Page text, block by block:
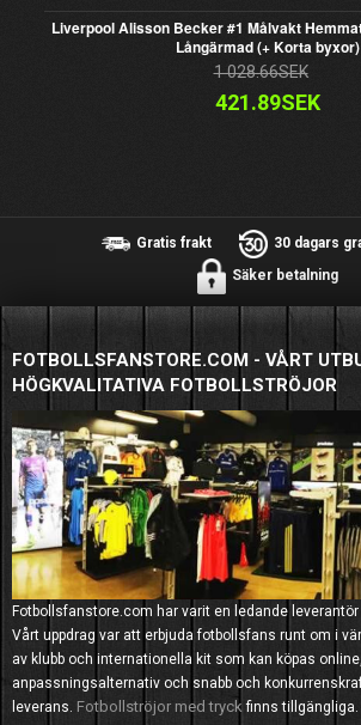
Liverpool Alisson Becker #1 Målvakt
Långärmad (+ Korta byxor)
1 028.66SEK
421.89SEK
Gratis frakt
30 dagars
Säker betalning
FOTBOLLSFANSTORE.COM - VÅRT
HÖGKVALITATIVA FOTBOLLSTRÖJOR
Fotbollsfanstore.com har varit en ledande leverantör
Vårt uppdrag var att erbjuda fotbollsfans runt om i
av klubb och internationella kit som kan köpas
anpassningsalternativ och snabb och
leverans. Fotbollströjor med tryck finns tillgängliga.